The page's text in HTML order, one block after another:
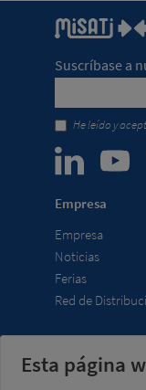
Suscríbase a
He leído y
Empresa
Empresa
Noticias
Ferias
Red de
Misati S.L.
Esta página